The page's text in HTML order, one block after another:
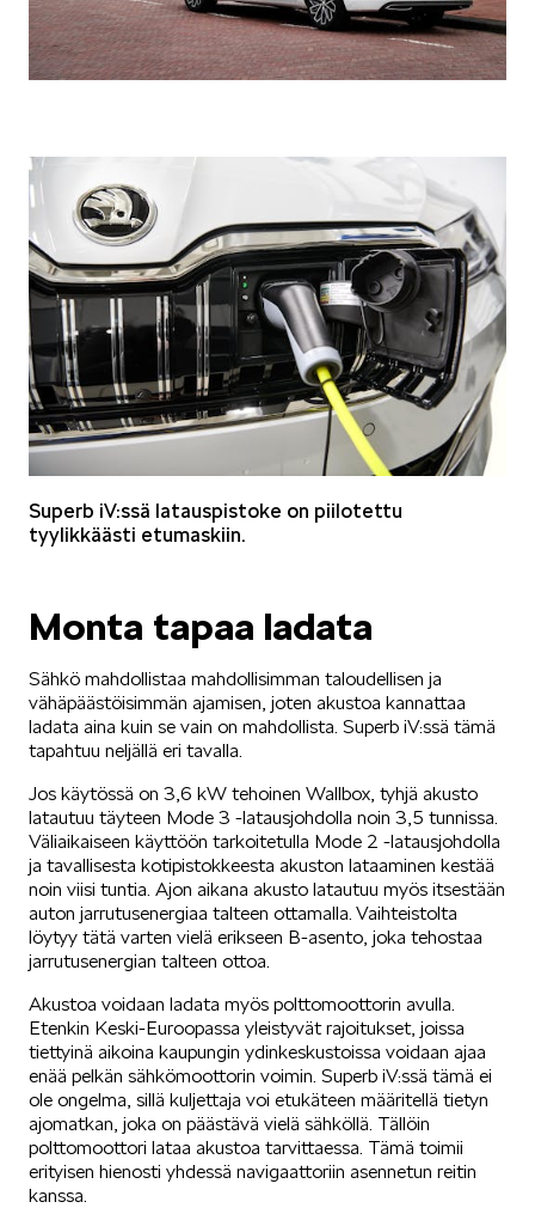
Superb iV:ssä latauspistoke on piilotettu
tyylikkäästi etumaskiin.
Monta tapaa ladata
Sähkö mahdollistaa mahdollisimman taloudellisen ja
vähäpäästöisimmän ajamisen, joten akustoa kannattaa
ladata aina kuin se vain on mahdollista. Superb iV:ssä tämä
tapahtuu neljällä eri tavalla.
Jos käytössä on 3,6 kW tehoinen Wallbox, tyhjä akusto
latautuu täyteen Mode 3 -latausjohdolla noin 3,5 tunnissa.
Väliaikaiseen käyttöön tarkoitetulla Mode 2 -latausjohdolla
ja tavallisesta kotipistokkeesta akuston lataaminen kestää
noin viisi tuntia. Ajon aikana akusto latautuu myös itsestään
auton jarrutusenergiaa talteen ottamalla. Vaihteistolta
löytyy tätä varten vielä erikseen B-asento, joka tehostaa
jarrutusenergian talteen ottoa.
Akustoa voidaan ladata myös polttomoottorin avulla.
Etenkin Keski-Euroopassa yleistyvät rajoitukset, joissa
tiettyinä aikoina kaupungin ydinkeskustoissa voidaan ajaa
enää pelkän sähkömoottorin voimin. Superb iV:ssä tämä ei
ole ongelma, sillä kuljettaja voi etukäteen määritellä tietyn
ajomatkan, joka on päästävä vielä sähköllä. Tällöin
polttomoottori lataa akustoa tarvittaessa. Tämä toimii
erityisen hienosti yhdessä navigaattoriin asennetun reitin
kanssa.